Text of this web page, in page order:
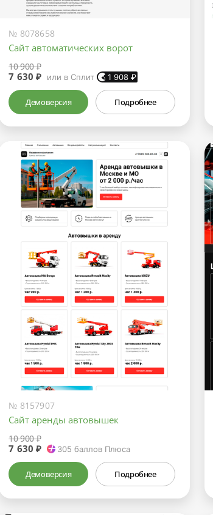
№ 8078658
Сайт автоматических ворот
10 900 ₽
7 630 ₽ или в Сплит 1 908₽
Демоверсия Подробнее
№ 8157907
Сайт аренды автовышек
10 900 ₽
7 630 ₽ 305 баллов Плюса
Демоверсия Подробнее